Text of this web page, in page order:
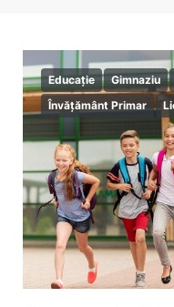
Educație Gimnaziu
Învățământ Primar